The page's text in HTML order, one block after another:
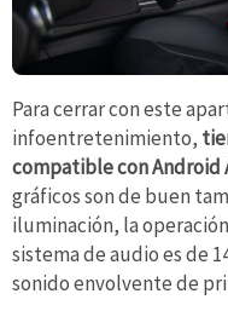
Para cerrar con este
infoentretenimiento,
compatible con Android
gráficos son de buen
iluminación, la
sistema de audio es de
sonido envolvente de